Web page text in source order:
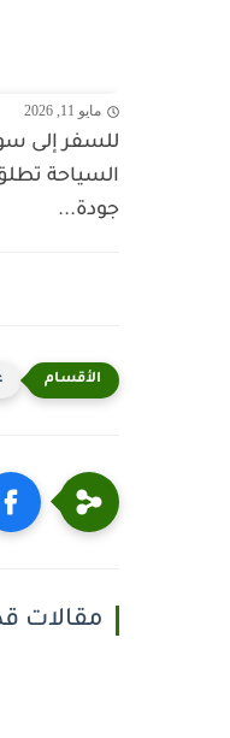
مايو 11, 2026
للسفر إلى
السياحة
جودة...
مقالات